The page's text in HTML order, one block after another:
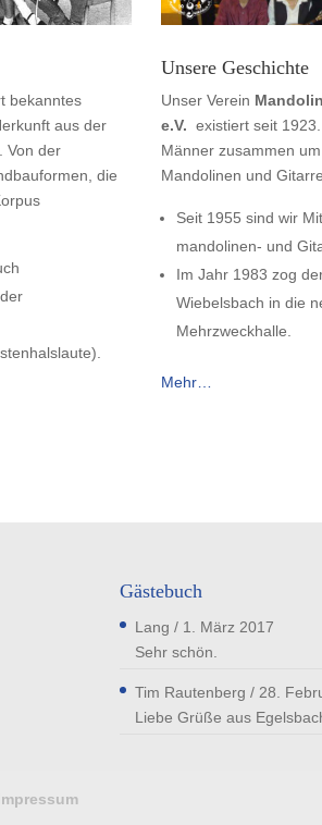
bekanntes
aus der
Von der
die
Unsere Geschichte
Unser Verein
e.V. existiert seit
Männer zusammen
Mandolinen und
Seit 1955 sind wir
mandolinen- und
Im Jahr 1983 zog
Wiebelsbach in die
Mehrzweckhalle.
Mehr…
Gästebuch
Lang / 1. März 2017
Sehr schön.
Tim Rautenberg / 28.
Liebe Grüße aus